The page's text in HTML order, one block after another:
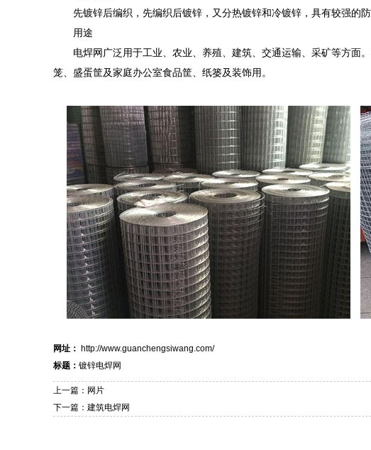
先镀锌后编织，先编织后镀锌，又分热镀锌和冷镀锌，具有较强的防
用途
电焊网广泛用于工业、农业、养殖、建筑、交通运输、采矿等方面
笼、盛蛋筐及家庭办公室食品筐、纸篓及装饰用。
网址： http://www.guanchengsiwang.com/
标题： 镀锌电焊网
上一篇：网片
下一篇：建筑电焊网